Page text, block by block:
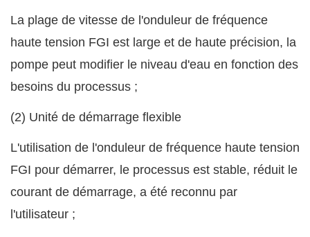
La plage de vitesse de l'onduleur de fréquence
haute tension FGI est large et de haute précision, la
pompe peut modifier le niveau d'eau en fonction des
besoins du processus ;
(2) Unité de démarrage flexible
L'utilisation de l'onduleur de fréquence haute tension
FGI pour démarrer, le processus est stable, réduit le
courant de démarrage, a été reconnu par
l'utilisateur ;